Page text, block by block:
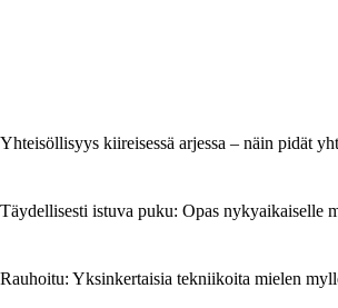
Yhteisöllisyys kiireisessä arjessa – näin pidät
Täydellisesti istuva puku: Opas nykyaikaiselle
Rauhoitu: Yksinkertaisia tekniikoita mielen